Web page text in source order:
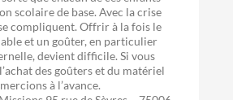
scolaire de base. Avec la crise
compliquent. Offrir à la fois le
et un goûter, en particulier
devient difficile. Si vous
des goûters et du matériel
à l’avance.